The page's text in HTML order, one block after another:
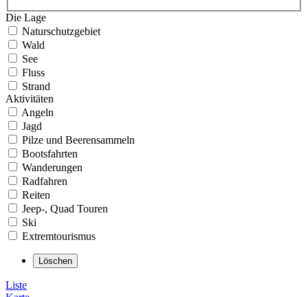
Die Lage
Naturschutzgebiet
Wald
See
Fluss
Strand
Aktivitäten
Angeln
Jagd
Pilze und Beerensammeln
Bootsfahrten
Wanderungen
Radfahren
Reiten
Jeep-, Quad Touren
Ski
Extremtourismus
Liste